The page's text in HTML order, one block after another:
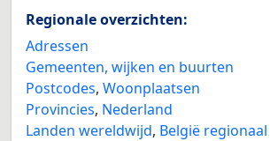
Regionale overzichten:
Adressen
Gemeenten, wijken en buurten
Postcodes, Woonplaatsen
Provincies, Nederland
Landen wereldwijd, België regionaal